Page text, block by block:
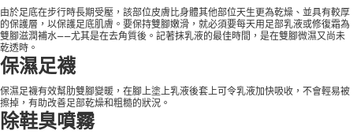
由於足底在步行時長期受壓，該部位皮膚比身體其他部位天生更為乾燥、並具有較厚
的保護層，以保護足底肌膚。要保持雙腳嫩滑，就必須要每天用足部乳液或修復霜為
雙腳滋潤補水——尤其是在去角質後。記著抹乳液的最佳時間，是在雙腳微濕又尚未
乾透時。
保濕足襪
保濕足襪有效幫肋雙腳變暖，在腳上塗上乳液後套上可令乳液加快吸收，不會輕易被
擦掉，有助改善足部乾燥和粗糙的狀況。
除鞋臭噴霧